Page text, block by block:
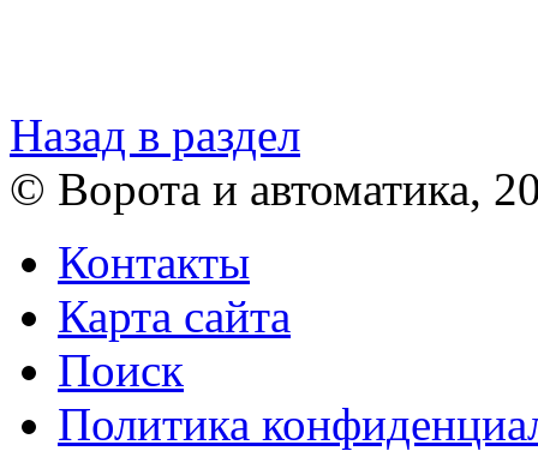
Назад в раздел
© Ворота и автоматика,
Контакты
Карта сайта
Поиск
Политика